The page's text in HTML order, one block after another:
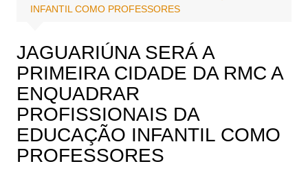
INFANTIL COMO PROFESSORES
JAGUARIÚNA SERÁ A
PRIMEIRA CIDADE DA RMC A
ENQUADRAR
PROFISSIONAIS DA
EDUCAÇÃO INFANTIL COMO
PROFESSORES